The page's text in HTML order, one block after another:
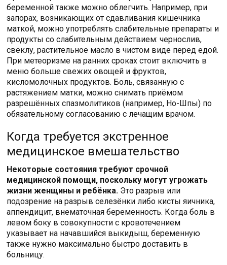
беременной также можно облегчить. Например, при
запорах, возникающих от сдавливания кишечника
маткой, можно употреблять слабительные препараты и
продукты со слабительным действием: чернослив,
свёклу, растительное масло в чистом виде перед едой.
При метеоризме на ранних сроках стоит включить в
меню больше свежих овощей и фруктов,
кисломолочных продуктов. Боль, связанную с
растяжением матки, можно снимать приёмом
разрешённых спазмолитиков (например, Но-Шпы) по
обязательному согласованию с лечащим врачом.
Когда требуется экстренное
медицинское вмешательство
Некоторые состояния требуют срочной
медицинской помощи, поскольку могут угрожать
жизни женщины и ребёнка. Это разрыв или
подозрение на разрыв селезёнки либо кисты яичника,
аппендицит, внематочная беременность. Когда боль в
левом боку в совокупности с кровотечением
указывает на начавшийся выкидыш, беременную
также нужно максимально быстро доставить в
больницу.